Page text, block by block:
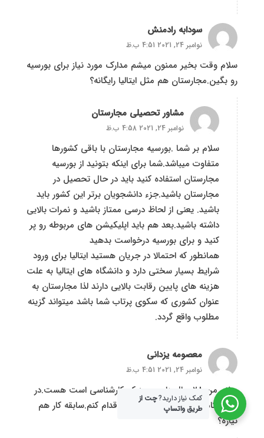
سودابه رادمنش
نوامبر 24, 2021 4:51 ب.ظ
سلام وقت بخیر ممنون میشم مدارک مورد نیاز برای بورسیه
رو بگین.مجارستان هم مثل ایتالیا رایگانه؟
مشاور تحصیلی مجارستان
نوامبر 24, 2021 4:58 ب.ظ
سلام بر شما .بورسیه مجارستان با باقی کشورها
متفاوت میباشد.شما برای اینکه بتونید از بورسیه
مجارستان استفاده کنید باید در حال تحصیل در
مجارستان باشید.جزء دانشجویان برتر این کشور باید
باشید. یعنی از لحاظ درسی ممتاز باشید و نمرات بالایی
داشته باشید.بعد هم باید اپلیکیشن های مربوطه رو پر
کنید و برای بورسیه درخواست بدهید
همانطور که احتمالا در جریان هستید ایتالیا برای ورود
شرایط بسیار سختی دارد و دانشگاه های ایتالیا به علت
هزینه های پایین رقابت بالایی دارند لذا مجارستان به
عنوان کشوری که سکوی پرتاب شما باشد میتواند گزینه
مطلوب واقع گردد.
معصومه یزدانی
نوامبر 24, 2021 4:51 ب.ظ
سلام من 28 سال دارم و مدرکم کارشناسی است هست.در
زمینه کامپیوتر میخوام برای ارشد اقدام کنم.سابقه کار هم
نیازه؟
کمک نیاز دارید?چت از
طریق واتساپ